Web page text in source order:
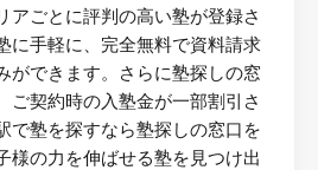
アごとに評判の高い塾が登録さ
に手軽に、完全無料で資料請求
ができます。さらに塾探しの窓
ご契約時の入塾金が一部割引さ
で塾を探すなら塾探しの窓口を
様の力を伸ばせる塾を見つけ出